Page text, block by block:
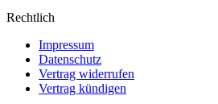
Rechtlich
Impressum
Datenschutz
Vertrag widerrufen
Vertrag kündigen